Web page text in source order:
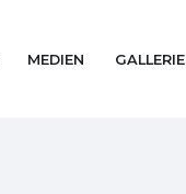
MEDIEN GALLERIE